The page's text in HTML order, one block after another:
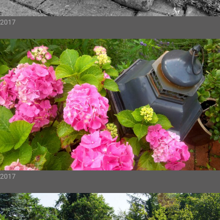
2017
2017